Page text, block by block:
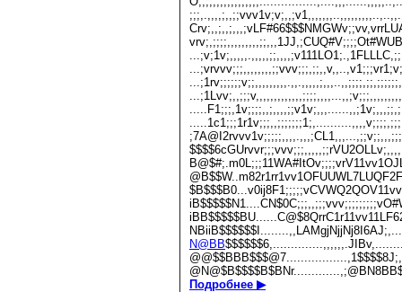
N@BB
Подробнее ▶